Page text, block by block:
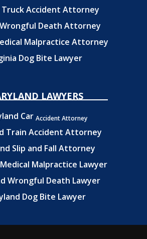
Truck Accident Attorney
Death Attorney
Malpractice Attorney
Dog Bite Lawyer
LAWYERS
Car Accident Attorney
Train Accident Attorney
Slip and Fall Attorney
Malpractice Lawyer
Wrongful Death Lawyer
Dog Bite Lawyer